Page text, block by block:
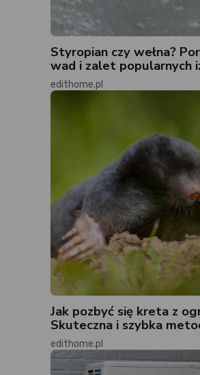
Styropian czy wełna?
wad i zalet popularnych
edithome.pl
Jak pozbyć się kreta z
Skuteczna i szybka
edithome.pl